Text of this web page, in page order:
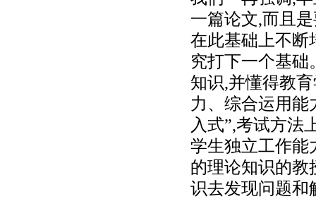
一篇论文,而且
在此基础上不断
究打下一个基础
知识,并懂得教
力、综合运用能
入式”,考试方法
学生独立工作能
的理论知识的教
识去发现问题和